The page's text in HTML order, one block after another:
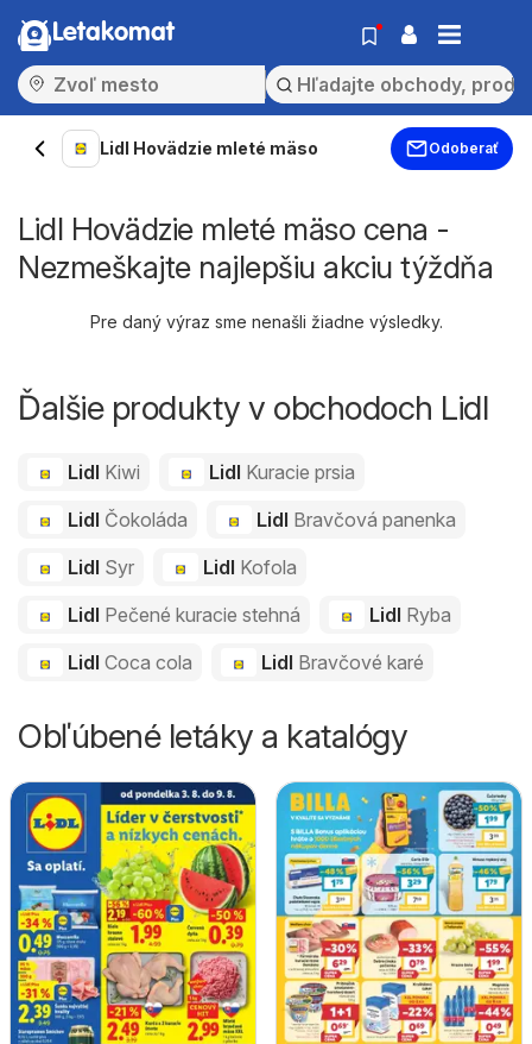
Letakomat
Lidl Hovädzie mleté ​​mäso Odoberať
Lidl Hovädzie mleté ​​mäso cena -
Nezmeškajte najlepšiu akciu týždňa
Pre daný výraz sme nenašli žiadne výsledky.
Ďalšie produkty v obchodoch Lidl
Lidl Kiwi Lidl Kuracie prsia
Lidl Čokoláda Lidl Bravčová panenka
Lidl Syr Lidl Kofola
Lidl Pečené kuracie stehná Lidl Ryba
Lidl Coca cola Lidl Bravčové karé
Obľúbené letáky a katalógy